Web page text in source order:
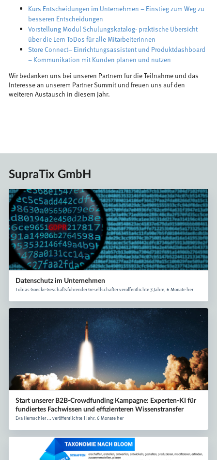
Kurs Entscheidungen im Unternehmen – Einstieg zum Weg zu
besseren Entscheidungen
Vorstellung Modul Schulungskatalog- praktische Übersicht
über die Lern ToDos für alle MitarbeiterInnen
Store Connect– Einrichtungsassistent und Produktdashboard
– Kommunikation mit Kunden planen und nutzen
Wir bedanken uns bei unseren Partnern für die Teilnahme und das
Interesse an unserem Partner Summit und freuen uns auf den
weiteren Austausch in diesem Jahr.
SupraTix GmbH
Datenschutz im Unternehmen
Tobias Goecke Geschäftsführender Gesellschafter veröffentlichte 3 Jahre, 6 Monate her
Start unserer B2B-Crowdfunding Kampagne: Experten-KI für
fundiertes Fachwissen und effizienteren Wissenstransfer
Eva Hernschier ... veröffentlichte 1 Jahr, 6 Monate her